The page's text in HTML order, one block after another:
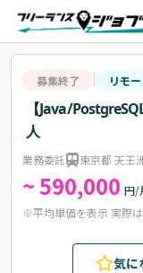
募集終了 リモ
【Java/
人
業務委託 東京都 天王
~ 590,000 円/
※平均単価を表示 実際
気に